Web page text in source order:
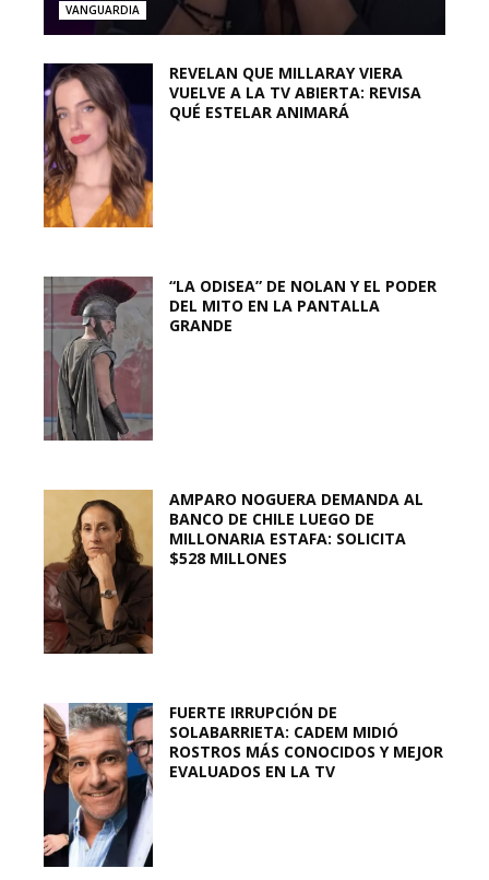
VANGUARDIA
REVELAN QUE MILLARAY VIERA
VUELVE A LA TV ABIERTA: REVISA
QUÉ ESTELAR ANIMARÁ
“LA ODISEA” DE NOLAN Y EL PODER
DEL MITO EN LA PANTALLA
GRANDE
AMPARO NOGUERA DEMANDA AL
BANCO DE CHILE LUEGO DE
MILLONARIA ESTAFA: SOLICITA
$528 MILLONES
FUERTE IRRUPCIÓN DE
SOLABARRIETA: CADEM MIDIÓ
ROSTROS MÁS CONOCIDOS Y MEJOR
EVALUADOS EN LA TV